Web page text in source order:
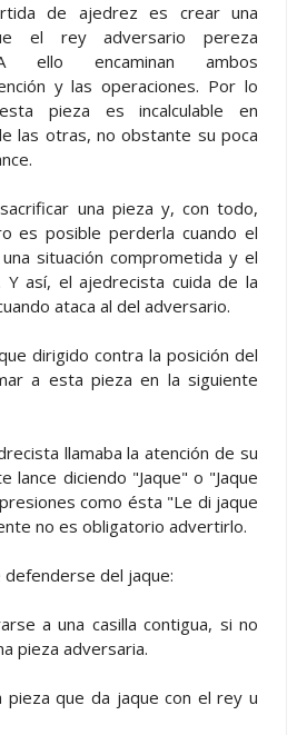
de ajedrez es crear una
el rey adversario pereza
A ello encaminan ambos
y las operaciones. Por lo
pieza es incalculable en
las otras, no obstante su poca
una pieza y, con todo,
es posible perderla cuando el
situación comprometida y el
así, el ajedrecista cuida de la
ataca al del adversario.
dirigido contra la posición del
a esta pieza en la siguiente
llamaba la atención de su
lance diciendo "Jaque" o "Jaque
como ésta "Le di jaque
no es obligatorio advertirlo.
del jaque:
a una casilla contigua, si no
pieza adversaria.
pieza que da jaque con el rey u